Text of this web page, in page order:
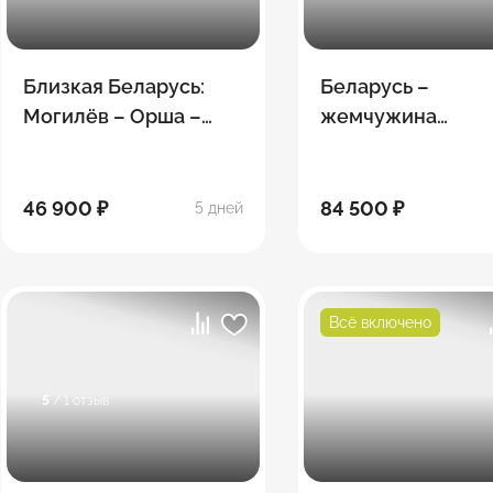
Близкая Беларусь:
Могилёв – Орша –
46 900 ₽
5 дней
Беларусь –
жемчужина
84 500 ₽
5 / 1 отзыв
Всё включено